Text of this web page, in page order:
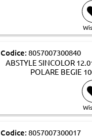
Codice: 8057007300840
ABSTYLE SINCOLOR
POLARE BEGIE
Codice: 8057007300017